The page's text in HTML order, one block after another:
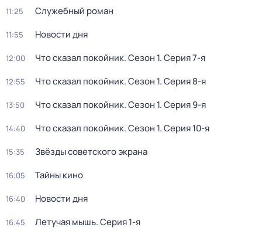
11:25 Служебный роман
11:55 Новости дня
12:00 Что сказал покойник. Сезон 1. Серия 7-я
12:55 Что сказал покойник. Сезон 1. Серия 8-я
13:50 Что сказал покойник. Сезон 1. Серия 9-я
14:40 Что сказал покойник. Сезон 1. Серия 10-я
15:35 Звёзды советского экрана
16:05 Тайны кино
16:40 Новости дня
16:45 Летучая мышь. Серия 1-я